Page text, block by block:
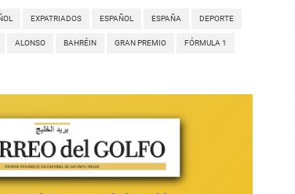
EXPATRIADOS ESPAÑOL ESPAÑA DEPORTE
ALONSO BAHRÉIN GRAN PREMIO FÓRMULA 1